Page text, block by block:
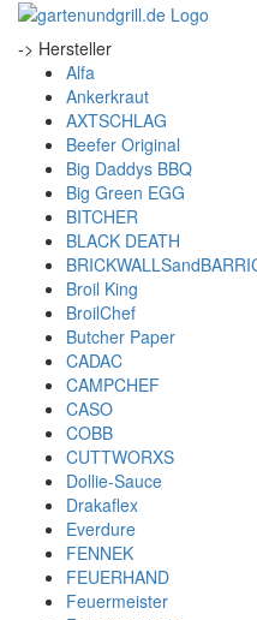
-> Hersteller
Alfa
Ankerkraut
AXTSCHLAG
Beefer Original
Big Daddys BBQ
Big Green EGG
BITCHER
BLACK DEATH
Broil King
BroilChef
Butcher Paper
CADAC
CAMPCHEF
CASO
COBB
CUTTWORXS
Dollie-Sauce
Drakaflex
Everdure
FENNEK
FEUERHAND
Feuermeister